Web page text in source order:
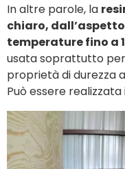
In altre parole, la
chiaro,
temperature fino a
usata soprattutto
proprietà di durezza a
Può essere